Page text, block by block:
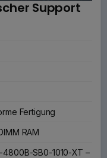
Support
Fertigung
RAM
4800B-SB0-1010-XT –